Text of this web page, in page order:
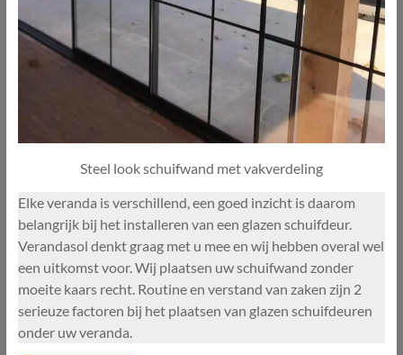
Steel look schuifwand met vakverdeling
Elke veranda is verschillend, een goed inzicht is daarom
belangrijk bij het installeren van een glazen schuifdeur.
Verandasol denkt graag met u mee en wij hebben overal wel
een uitkomst voor. Wij plaatsen uw schuifwand zonder
moeite kaars recht. Routine en verstand van zaken zijn 2
serieuze factoren bij het plaatsen van glazen schuifdeuren
onder uw veranda.